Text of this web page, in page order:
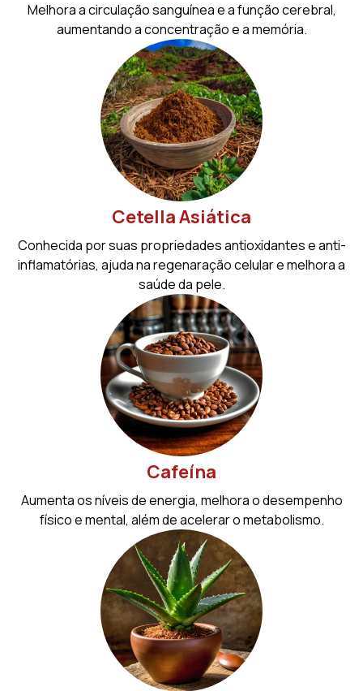
Melhora a circulação sanguínea e a função cerebral,
aumentando a concentração e a memória.
Cetella Asiática
Conhecida por suas propriedades antioxidantes e anti-
inflamatórias, ajuda na regenaração celular e melhora a
saúde da pele.
Cafeína
Aumenta os níveis de energia, melhora o desempenho
físico e mental, além de acelerar o metabolismo.